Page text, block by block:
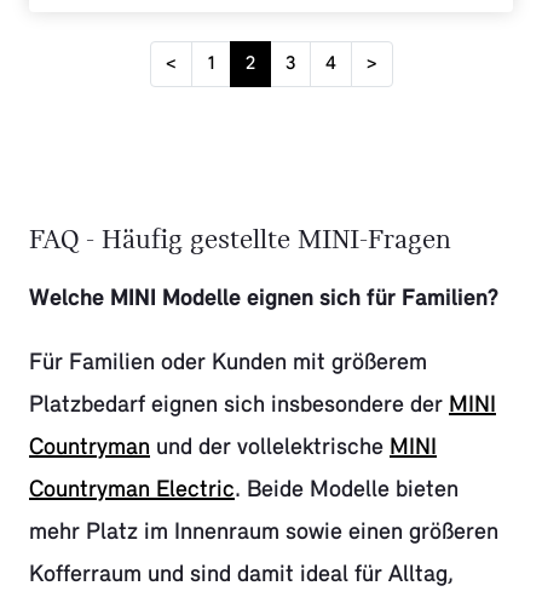
< 1 2 3 4 >
FAQ - Häufig gestellte MINI-Fragen
Welche MINI Modelle eignen sich für Familien?
Für Familien oder Kunden mit größerem
Platzbedarf eignen sich insbesondere der MINI
Countryman und der vollelektrische MINI
Countryman Electric. Beide Modelle bieten
mehr Platz im Innenraum sowie einen größeren
Kofferraum und sind damit ideal für Alltag,